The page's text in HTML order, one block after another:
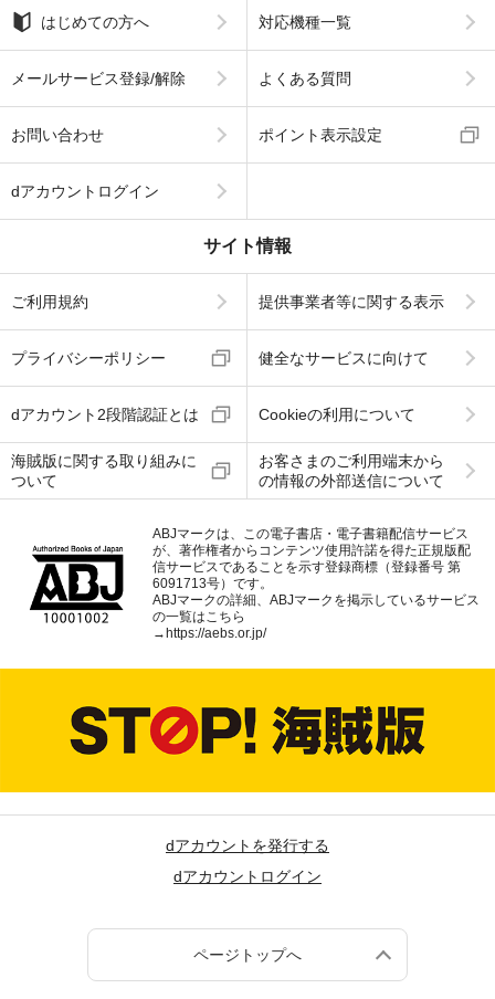
はじめての方へ 対応機種一覧
メールサービス登録/解除 よくある質問
お問い合わせ ポイント表示設定
dアカウントログイン
サイト情報
ご利用規約 提供事業者等に関する表示
プライバシーポリシー 健全なサービスに向けて
dアカウント2段階認証とは Cookieの利用について
海賊版に関する取り組みに
ついて
お客さまのご利用端末から
の情報の外部送信について
ABJマークは、この電子書店・電子書籍配信サービス
が、著作権者からコンテンツ使用許諾を得た正規版配
信サービスであることを示す登録商標（登録番号 第
6091713号）です。
ABJマークの詳細、ABJマークを掲示しているサービス
の一覧はこちら
→ https://aebs.or.jp/
dアカウントを発行する
dアカウントログイン
ページトップへ